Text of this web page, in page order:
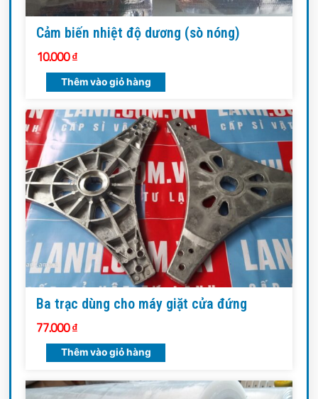
Cảm biến nhiệt độ dương (sò nóng)
10.000₫
Thêm vào giỏ hàng
Ba trạc dùng cho máy giặt cửa đứng
77.000₫
Thêm vào giỏ hàng